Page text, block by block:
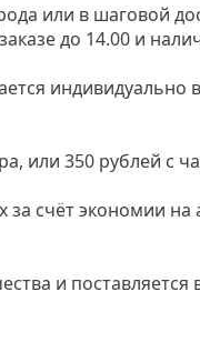
или в шаговой
до 14.00 и
индивидуально
или 350 рублей с
счёт экономии
и